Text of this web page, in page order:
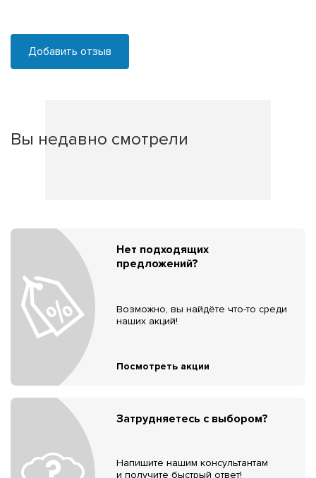
Добавить отзыв
Вы недавно смотрели
Нет подходящих
предложений?
Возможно, вы найдёте что-то среди
наших акций!
Посмотреть акции
Затрудняетесь с выбором?
Напишите нашим консультантам
и получите быстрый ответ!